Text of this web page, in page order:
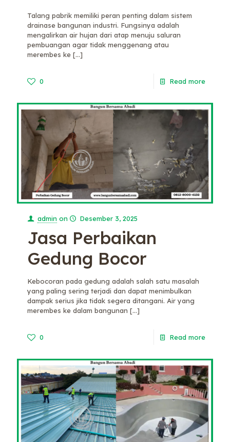
Talang pabrik memiliki peran penting dalam sistem
drainase bangunan industri. Fungsinya adalah
mengalirkan air hujan dari atap menuju saluran
pembuangan agar tidak menggenang atau
merembes ke […]
0 Read more
admin on Desember 3, 2025
Jasa Perbaikan
Gedung Bocor
Kebocoran pada gedung adalah salah satu masalah
yang paling sering terjadi dan dapat menimbulkan
dampak serius jika tidak segera ditangani. Air yang
merembes ke dalam bangunan […]
0 Read more